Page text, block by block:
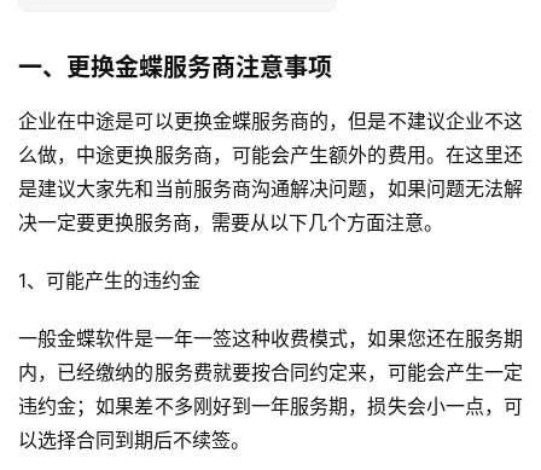
一、更换金蝶服务商注意事项
企业在中途是可以更换金蝶服务商的，但是不建议企业不这
么做，中途更换服务商，可能会产生额外的费用。在这里还
是建议大家先和当前服务商沟通解决问题，如果问题无法解
决一定要更换服务商，需要从以下几个方面注意。
1、可能产生的违约金
一般金蝶软件是一年一签这种收费模式，如果您还在服务期
内，已经缴纳的服务费就要按合同约定来，可能会产生一定
违约金；如果差不多刚好到一年服务期，损失会小一点，可
以选择合同到期后不续签。